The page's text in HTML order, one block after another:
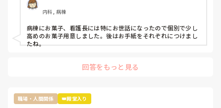
内科, 病棟
病棟にお菓子、看護長には特にお世話になったので個別で少し
高めのお菓子用意しました。後はお手紙をそれぞれにつけまし
たね。
回答をもっと見る
職場・人間関係 👑殿堂入り